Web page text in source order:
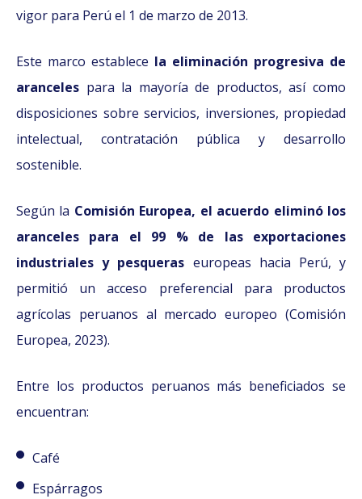
vigor para Perú el 1 de marzo de 2013.
Este marco establece la eliminación progresiva de
aranceles para la mayoría de productos, así como
disposiciones sobre servicios, inversiones, propiedad
intelectual, contratación pública y desarrollo
sostenible.
Según la Comisión Europea, el acuerdo eliminó los
aranceles para el 99 % de las exportaciones
industriales y pesqueras europeas hacia Perú, y
permitió un acceso preferencial para productos
agrícolas peruanos al mercado europeo (Comisión
Europea, 2023).
Entre los productos peruanos más beneficiados se
encuentran:
Café
Espárragos